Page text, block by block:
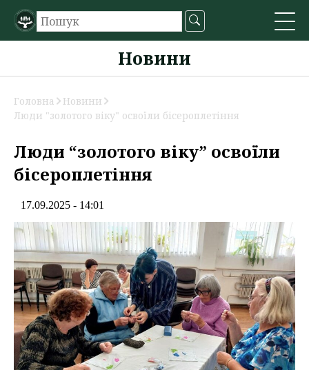
Новини
Головна
Новини
Люди "золотого віку" освоїли бісероплетіння
Люди “золотого віку” освоїли
бісероплетіння
17.09.2025 - 14:01